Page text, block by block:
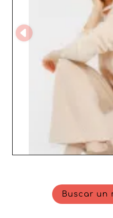
de atención al cliente
está dedicado a apoyar a sus
proceso, desde el pedido
una cooperación armoniosa y
colaborar con Charlest a
B2B es una oportunidad
profesional que desee
reputación bien establecida
inquebrantable con la
Charlest representa una
los minoristas que buscan
femenino con estilo y
Buscar un